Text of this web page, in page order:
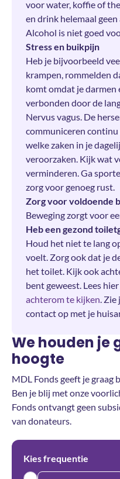
voor water, koffie of
en drink helemaal
Alcohol is niet goed
Stress en buikpijn
Heb je bijvoorbeeld
krampen, rommelden
komt omdat je darmen
verbonden door de
Nervus vagus. De
communiceren
welke zaken in je
veroorzaken. Kijk wat
verminderen. Ga
zorg voor genoeg rust.
Zorg voor voldoende
Beweging zorgt voor
Heb een gezond
Houd het niet te lang
voelt. Zorg ook dat je
het toilet. Kijk ook
bent geweest. Lees hier
achterom te kijken .
contact op met je
We houden je
hoogte
MDL Fonds geeft je graag
Ben je blij met onze
Fonds ontvangt geen
van donateurs.
Kies frequentie